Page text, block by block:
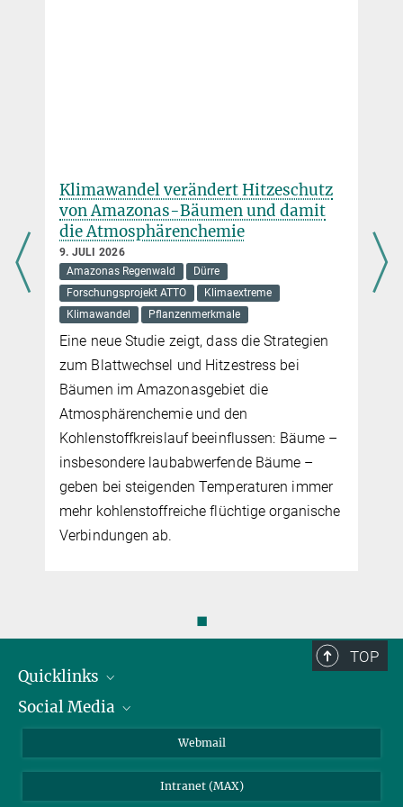
Klimawandel verändert Hitzeschutz
von Amazonas-Bäumen und damit
die Atmosphärenchemie
9. JULI 2026
Amazonas Regenwald
Dürre
Forschungsprojekt ATTO
Klimaextreme
Klimawandel
Pflanzenmerkmale
Eine neue Studie zeigt, dass die Strategien
zum Blattwechsel und Hitzestress bei
Bäumen im Amazonasgebiet die
Atmosphärenchemie und den
Kohlenstoffkreislauf beeinflussen: Bäume –
insbesondere laubabwerfende Bäume –
geben bei steigenden Temperaturen immer
mehr kohlenstoffreiche flüchtige organische
Verbindungen ab.
◼
TOP
Quicklinks
IMPRS Graduiertenschule
Wetterstation
Social Media
BlueSky
Webmail
Intranet (MAX)